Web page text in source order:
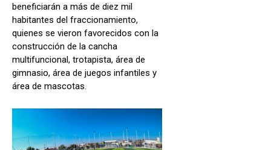
beneficiarán a más de diez mil
habitantes del fraccionamiento,
quienes se vieron favorecidos con la
construcción de la cancha
multifuncional, trotapista, área de
gimnasio, área de juegos infantiles y
área de mascotas.